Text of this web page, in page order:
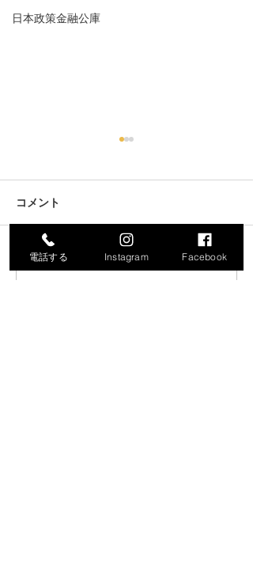
日本政策金融公庫
令和8年度就労支援機器説
コメント
コメントを追加…
電話する Instagram Facebook